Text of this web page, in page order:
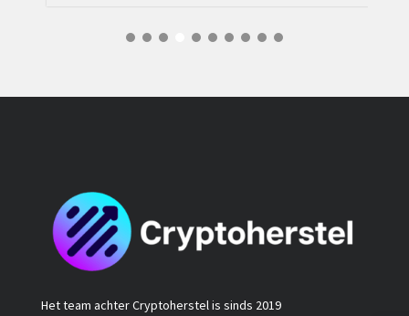
Het team achter Cryptoherstel is sinds 2019